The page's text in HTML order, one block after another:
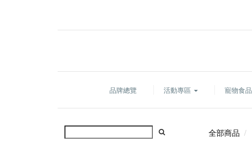
品牌總覽 活動專區 寵物食品
全部商品